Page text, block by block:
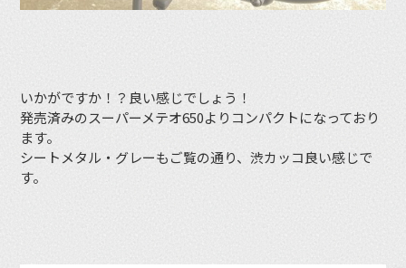
いかがですか！？良い感じでしょう！
発売済みのスーパーメテオ650よりコンパクトになっており
ます。
シートメタル・グレーもご覧の通り、渋カッコ良い感じで
す。